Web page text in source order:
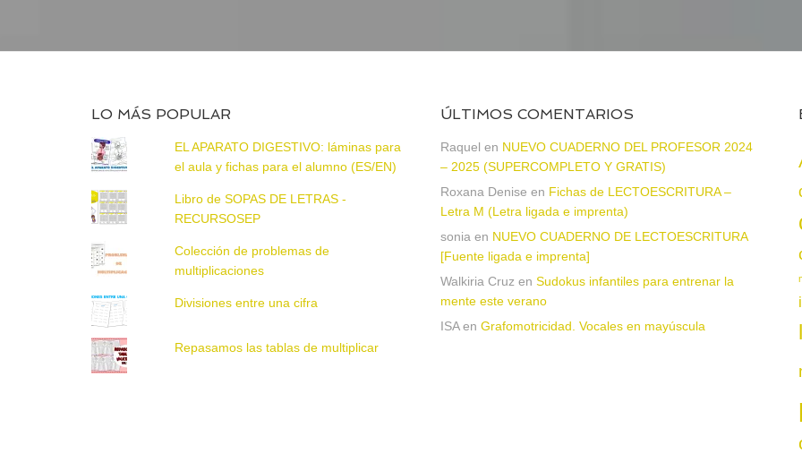
LO MÁS POPULAR
EL APARATO DIGESTIVO: láminas para
el aula y fichas para el alumno (ES/EN)
Libro de SOPAS DE LETRAS -
RECURSOSEP
Colección de problemas de
multiplicaciones
Divisiones entre una cifra
Repasamos las tablas de multiplicar
ÚLTIMOS COMENTARIOS
Raquel en NUEVO CUADERNO DEL PROFESOR 2024
– 2025 (SUPERCOMPLETO Y GRATIS)
Roxana Denise en Fichas de LECTOESCRITURA –
Letra M (Letra ligada e imprenta)
sonia en NUEVO CUADERNO DE LECTOESCRITURA
[Fuente ligada e imprenta]
Walkiria Cruz en Sudokus infantiles para entrenar la
mente este verano
ISAen Grafomotricidad. Vocales en mayúscula